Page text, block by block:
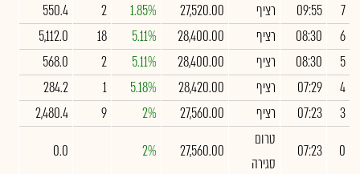
7
09:55 רציף 27,520.00
1.85%
2
550.4
6
08:30 רציף 28,400.00
5.11%
18
5,112.0
5
08:30 רציף 28,400.00
5.11%
2
568.0
4
07:29 רציף 28,420.00
5.18%
1
284.2
3
07:23 רציף 27,560.00
2%
9
2,480.4
0
07:23
טרום
סגירה
27,560.00
2%
0.0